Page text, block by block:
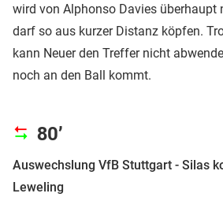
wird von Alphonso Davies überhaupt
darf so aus kurzer Distanz köpfen.
kann Neuer den Treffer nicht
noch an den Ball kommt.
80’
Auswechslung VfB Stuttgart - Silas
Leweling